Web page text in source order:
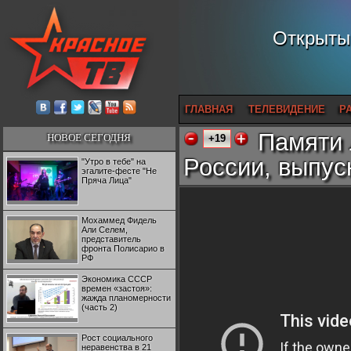
ГЛАВНАЯ ТЕЛЕВИДЕНИЕ
НОВОЕ СЕГОДНЯ
"Утро в тебе" на
эгалите-фесте "Не
Пряча Лица"
Мохаммед Фидель
Али Селем,
представитель
фронта Полисарио в
РФ
Экономика СССР
времен «застоя»:
жажда планомерности
(часть 2)
Рост социального
неравенства в 21
+19
Памяти
России,